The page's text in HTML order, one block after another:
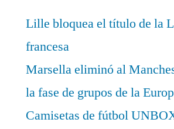
Lille bloquea el título de la
francesa
Marsella eliminó al
la fase de grupos de la
Camisetas de fútbol